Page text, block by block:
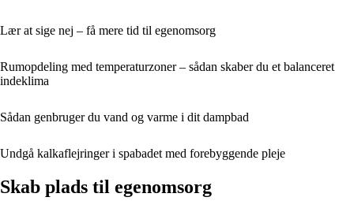
Lær at sige nej – få mere tid til egenomsorg
Rumopdeling med temperaturzoner – sådan skaber du et balanceret
indeklima
Sådan genbruger du vand og varme i dit dampbad
Undgå kalkaflejringer i spabadet med forebyggende pleje
Skab plads til egenomsorg